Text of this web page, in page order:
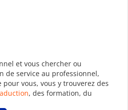
et vous chercher ou
de service au professionnel,
vous, vous y trouverez des
, des formation, du